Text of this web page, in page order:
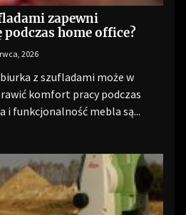
zapewni
home office?
2026
z szufladami może w
komfort pracy podczas
i funkcjonalność mebla są...